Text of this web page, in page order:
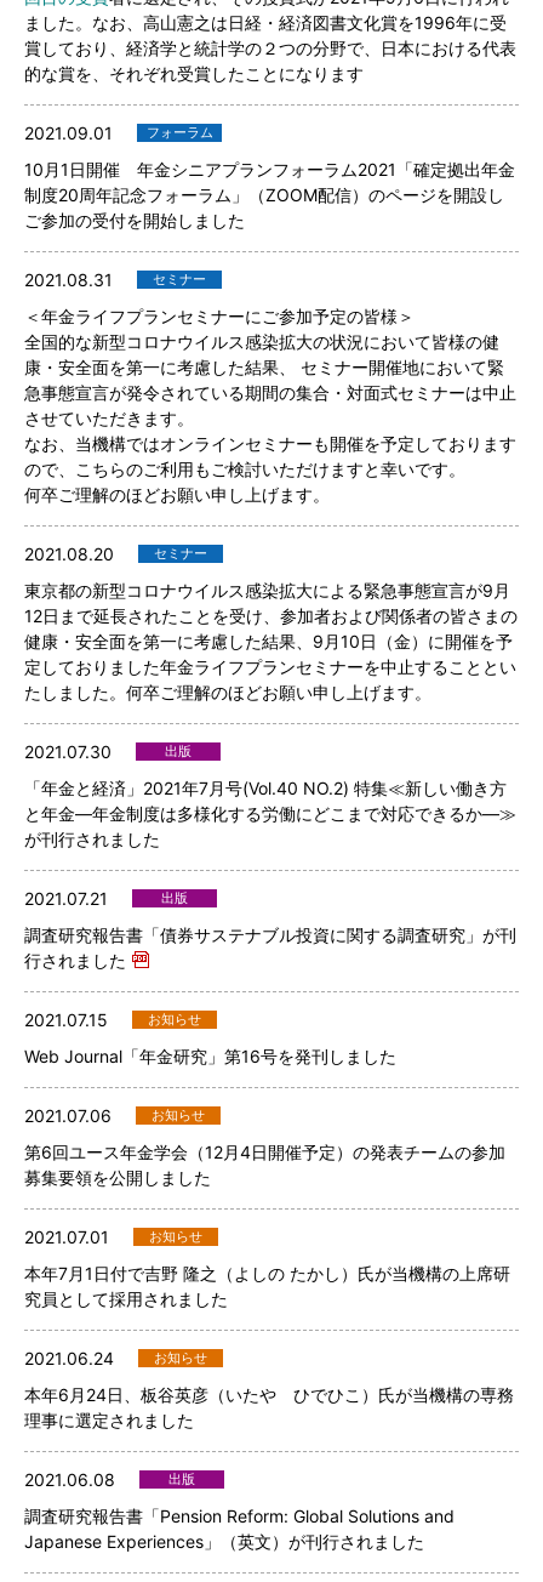
ました。なお、高山憲之は日経・経済図書文化賞を1996年に受
賞しており、経済学と統計学の２つの分野で、日本における代表
的な賞を、それぞれ受賞したことになります
2021.09.01 フォーラム
10月1日開催 年金シニアプランフォーラム2021「確定拠出年金
制度20周年記念フォーラム」（ZOOM配信）のページを開設し
ご参加の受付を開始しました
2021.08.31 セミナー
＜年金ライフプランセミナーにご参加予定の皆様＞
全国的な新型コロナウイルス感染拡大の状況において皆様の健
康・安全面を第一に考慮した結果、 セミナー開催地において緊
急事態宣言が発令されている期間の集合・対面式セミナーは中止
させていただきます。
なお、当機構ではオンラインセミナーも開催を予定しております
ので、こちらのご利用もご検討いただけますと幸いです。
何卒ご理解のほどお願い申し上げます。
2021.08.20 セミナー
東京都の新型コロナウイルス感染拡大による緊急事態宣言が9月
12日まで延長されたことを受け、参加者および関係者の皆さまの
健康・安全面を第一に考慮した結果、9月10日（金）に開催を予
定しておりました年金ライフプランセミナーを中止することとい
たしました。何卒ご理解のほどお願い申し上げます。
2021.07.30 出版
「年金と経済」2021年7月号(Vol.40 NO.2) 特集≪新しい働き方
と年金―年金制度は多様化する労働にどこまで対応できるか―≫
が刊行されました
2021.07.21 出版
調査研究報告書「債券サステナブル投資に関する調査研究」が刊
行されました
2021.07.15 お知らせ
Web Journal「年金研究」第16号を発刊しました
2021.07.06 お知らせ
第6回ユース年金学会（12月4日開催予定）の発表チームの参加
募集要領を公開しました
2021.07.01 お知らせ
本年7月1日付で吉野 隆之（よしの たかし）氏が当機構の上席研
究員として採用されました
2021.06.24 お知らせ
本年6月24日、板谷英彦（いたや ひでひこ）氏が当機構の専務
理事に選定されました
2021.06.08 出版
調査研究報告書「Pension Reform: Global Solutions and
Japanese Experiences」（英文）が刊行されました